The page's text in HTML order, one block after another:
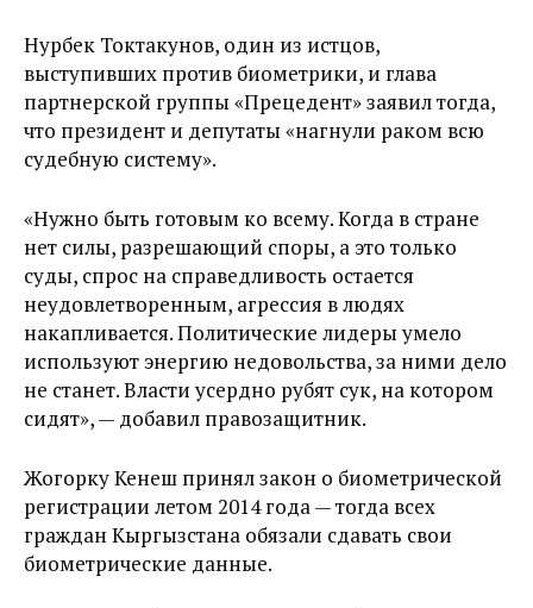
Нурбек Токтакунов, один из истцов,
выступивших против биометрики, и глава
партнерской группы «Прецедент» заявил тогда,
что президент и депутаты «нагнули раком всю
судебную систему».
«Нужно быть готовым ко всему. Когда в стране
нет силы, разрешающий споры, а это только
суды, спрос на справедливость остается
неудовлетворенным, агрессия в людях
накапливается. Политические лидеры умело
используют энергию недовольства, за ними дело
не станет. Власти усердно рубят сук, на котором
сидят», — добавил правозащитник.
Жогорку Кенеш принял закон о биометрической
регистрации летом 2014 года — тогда всех
граждан Кыргызстана обязали сдавать свои
биометрические данные.